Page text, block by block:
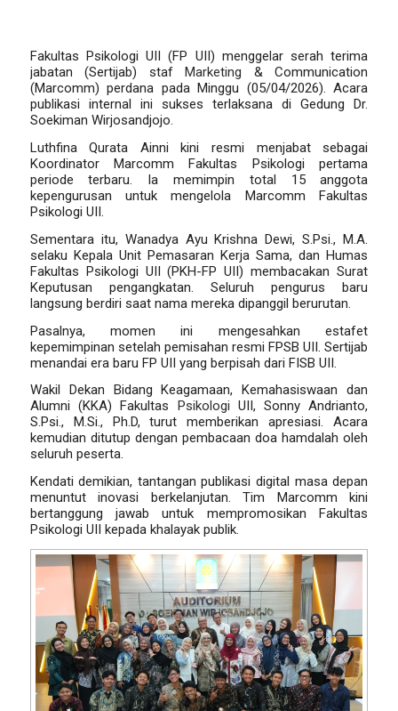
Fakultas Psikologi UII (FP UII) menggelar serah terima
jabatan (Sertijab) staf Marketing & Communication
(Marcomm) perdana pada Minggu (05/04/2026). Acara
publikasi internal ini sukses terlaksana di Gedung Dr.
Soekiman Wirjosandjojo.
Luthfina Qurata Ainni kini resmi menjabat sebagai
Koordinator Marcomm Fakultas Psikologi pertama
periode terbaru. Ia memimpin total 15 anggota
kepengurusan untuk mengelola Marcomm Fakultas
Psikologi UII.
Sementara itu, Wanadya Ayu Krishna Dewi, S.Psi., M.A.
selaku Kepala Unit Pemasaran Kerja Sama, dan Humas
Fakultas Psikologi UII (PKH-FP UII) membacakan Surat
Keputusan pengangkatan. Seluruh pengurus baru
langsung berdiri saat nama mereka dipanggil berurutan.
Pasalnya, momen ini mengesahkan estafet
kepemimpinan setelah pemisahan resmi FPSB UII. Sertijab
menandai era baru FP UII yang berpisah dari FISB UII.
Wakil Dekan Bidang Keagamaan, Kemahasiswaan dan
Alumni (KKA) Fakultas
Psikologi UII,Sonny Andrianto,
S.Psi., M.Si., Ph.D, turut memberikan apresiasi. Acara
kemudian ditutup dengan pembacaan doa hamdalah oleh
seluruh peserta.
Kendati demikian, tantangan publikasi digital masa depan
menuntut inovasi berkelanjutan. Tim Marcomm kini
bertanggung jawab untuk mempromosikan Fakultas
Psikologi UII kepada khalayak publik.